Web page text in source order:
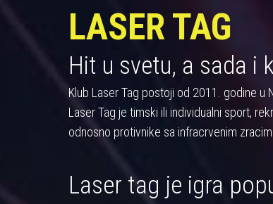
LASER TAG
Hit u svetu, a sada i
Klub Laser Tag postoji od 2011. godine u
Laser Tag je timski ili individualni sport,
odnosno protivnike sa infracrvenim
Laser tag je igra